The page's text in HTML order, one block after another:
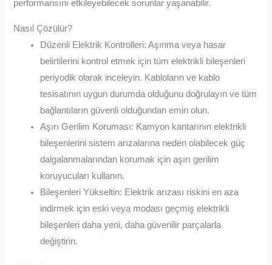
performansını etkileyebilecek sorunlar yaşanabilir.
Nasıl Çözülür?
Düzenli Elektrik Kontrolleri: Aşınma veya hasar
belirtilerini kontrol etmek için tüm elektrikli bileşenleri
periyodik olarak inceleyin. Kabloların ve kablo
tesisatının uygun durumda olduğunu doğrulayın ve tüm
bağlantıların güvenli olduğundan emin olun.
Aşırı Gerilim Koruması: Kamyon kantarının elektrikli
bileşenlerini sistem arızalarına neden olabilecek güç
dalgalanmalarından korumak için aşırı gerilim
koruyucuları kullanın.
Bileşenleri Yükseltin: Elektrik arızası riskini en aza
indirmek için eski veya modası geçmiş elektrikli
bileşenleri daha yeni, daha güvenilir parçalarla
değiştirin.